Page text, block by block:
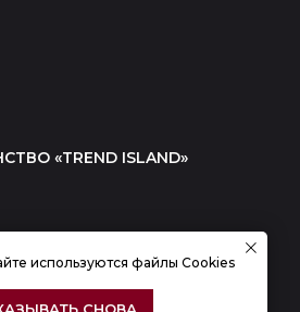
«TREND ISLAND»
используются файлы Cookies
СНОВА